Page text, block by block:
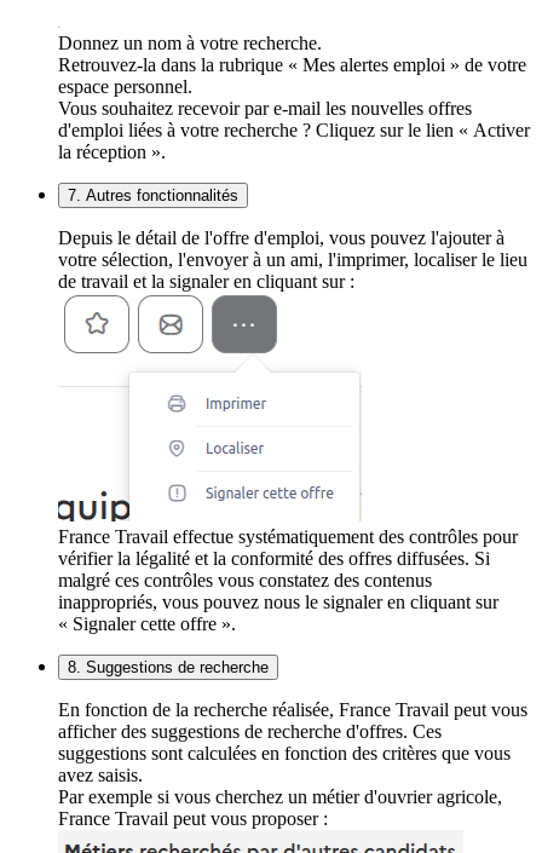
Donnez un nom à votre recherche.
Retrouvez-la dans la rubrique « Mes alertes emploi » de votre
espace personnel.
Vous souhaitez recevoir par e-mail les nouvelles offres
d'emploi liées à votre recherche ? Cliquez sur le lien « Activer
la réception ».
7. Autres fonctionnalités
Depuis le détail de l'offre d'emploi, vous pouvez l'ajouter à
votre sélection, l'envoyer à un ami, l'imprimer, localiser le lieu
de travail et la signaler en cliquant sur :
France Travail effectue systématiquement des contrôles pour
vérifier la légalité et la conformité des offres diffusées. Si
malgré ces contrôles vous constatez des contenus
inappropriés, vous pouvez nous le signaler en cliquant sur
« Signaler cette offre ».
8. Suggestions de recherche
En fonction de la recherche réalisée, France Travail peut vous
afficher des suggestions de recherche d'offres. Ces
suggestions sont calculées en fonction des critères que vous
avez saisis.
Par exemple si vous cherchez un métier d'ouvrier agricole,
France Travail peut vous proposer :